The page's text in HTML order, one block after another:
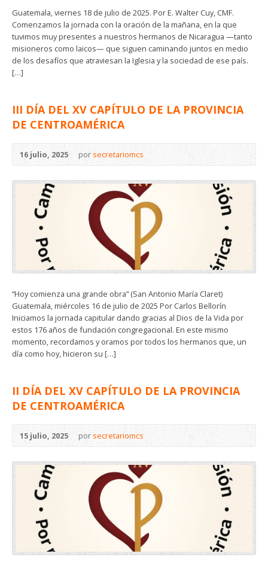
Guatemala, viernes 18 de julio de 2025. Por E. Walter Cuy, CMF.
Comenzamos la jornada con la oración de la mañana, en la que
tuvimos muy presentes a nuestros hermanos de Nicaragua —tanto
misioneros como laicos— que siguen caminando juntos en medio
de los desafíos que atraviesan la Iglesia y la sociedad de ese país.
[…]
III DÍA DEL XV CAPÍTULO DE LA PROVINCIA
DE CENTROAMÉRICA
16 julio, 2025 por secretariomcs
“Hoy comienza una grande obra” (San Antonio María Claret)
Guatemala, miércoles 16 de julio de 2025 Por Carlos Bellorín
Iniciamos la jornada capitular dando gracias al Dios de la Vida por
estos 176 años de fundación congregacional. En este mismo
momento, recordamos y oramos por todos los hermanos que, un
día como hoy, hicieron su […]
II DÍA DEL XV CAPÍTULO DE LA PROVINCIA
DE CENTROAMÉRICA
15 julio, 2025 por secretariomcs